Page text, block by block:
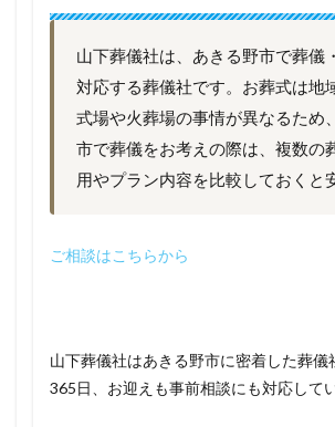
山下葬儀社は、あきる野市で葬儀
対応する葬儀社です。お葬式は地
式場や火葬場の事情が異なるため
市で葬儀をお考えの際は、複数の
用やプラン内容を比較しておくと
ご相談はこちらから
山下葬儀社はあきる野市に密着した葬儀
365日、お迎えも事前相談にも対応して